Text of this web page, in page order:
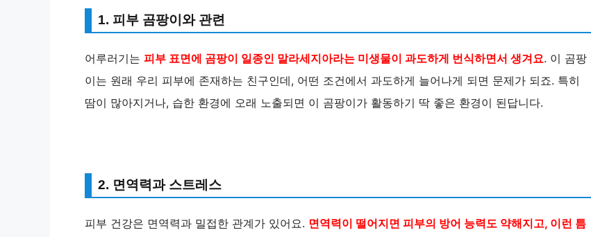
1. 피부 곰팡이와 관련
어루러기는 피부 표면에 곰팡이 일종인 말라세지아라는 미생물이 과도하게 번식하면서 생겨요. 이 곰팡
이는 원래 우리 피부에 존재하는 친구인데, 어떤 조건에서 과도하게 늘어나게 되면 문제가 되죠. 특히
땀이 많아지거나, 습한 환경에 오래 노출되면 이 곰팡이가 활동하기 딱 좋은 환경이 된답니다.
2. 면역력과 스트레스
피부 건강은 면역력과 밀접한 관계가 있어요. 면역력이 떨어지면 피부의 방어 능력도 약해지고, 이런 틈